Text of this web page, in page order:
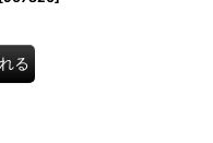
る